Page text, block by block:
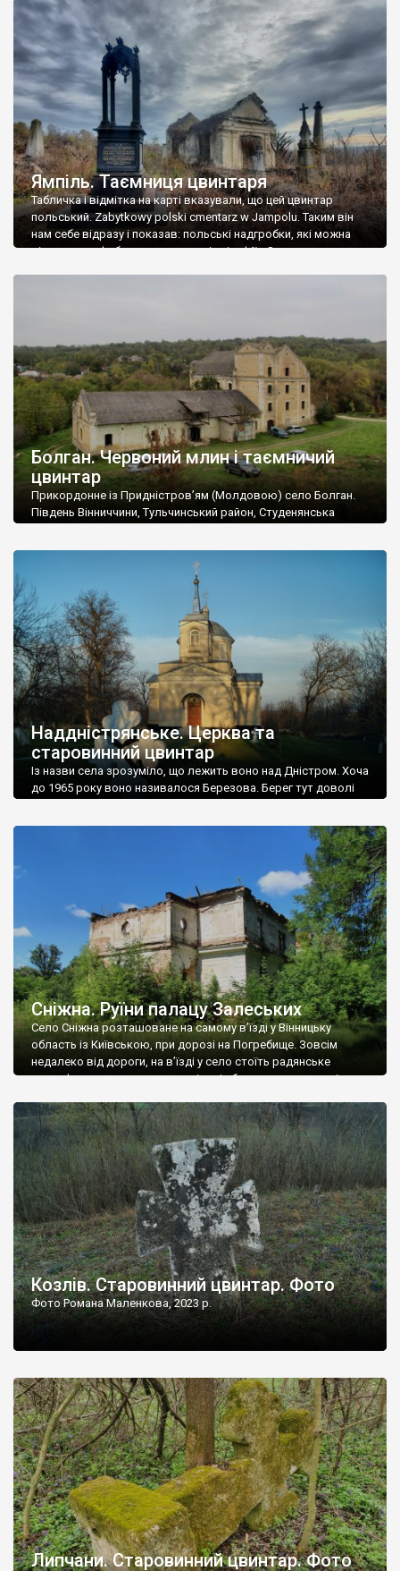
Ямпіль. Таємниця цвинтаря
Табличка і відмітка на карті вказували, що цей цвинтар
польський. Zabytkowy polski cmentarz w Jampolu. Таким він
нам себе відразу і показав: польські надгробки, які можна
віднести до фабричних, польські епітафії… Загалом цвинтар
Болган. Червоний млин і таємничий
цвинтар
Прикордонне із Придністров’ям (Молдовою) село Болган.
Південь Вінниччини, Тульчинський район, Студенянська
старовинний цвинтар із кам’яними хрестами. Всі епітафії, які
збереглися, написані кирилицею, церковнослов’янською
мовою. За всіма традиційними ознаками – цвинтар
український. Хрести датуються 19 століттям. У 1924-1940
роках Болган […]
Наддністрянське. Церква та
старовинний цвинтар
Із назви села зрозуміло, що лежить воно над Дністром. Хоча
до 1965 року воно називалося Березова. Берег тут доволі
Наддністрянське відрізняється від більшості навколишніх
сіл. У селі є мурована Михайлівська церква. Точної дати […]
Сніжна. Руїни палацу Залеських
Село Сніжна розташоване на самому в’їзді у Вінницьку
область із Київською, при дорозі на Погребище. Зовсім
недалеко від дороги, на в’їзді у село стоїть радянське
рельєфне пано, яке показує жінку і яблуню, а трохи далі, десь
не видно, але видно дві стареньких колії у траві – […]
Козлів. Старовинний цвинтар. Фото
Фото Романа Маленкова, 2023 р.
Липчани. Старовинний цвинтар. Фото